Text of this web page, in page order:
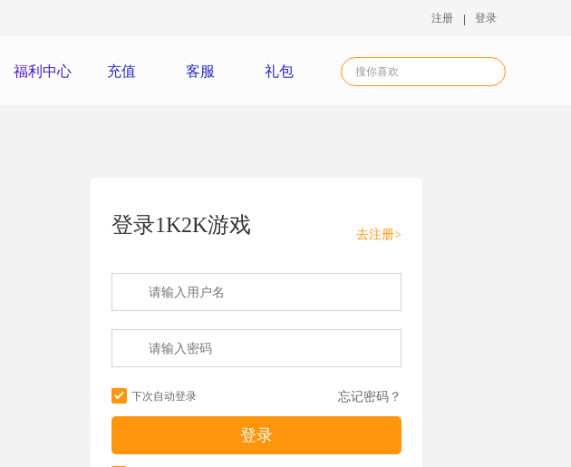
注册 登录
福利中心 充值 客服 礼包
登录1K2K游戏 去注册>
下次自动登录 忘记密码？